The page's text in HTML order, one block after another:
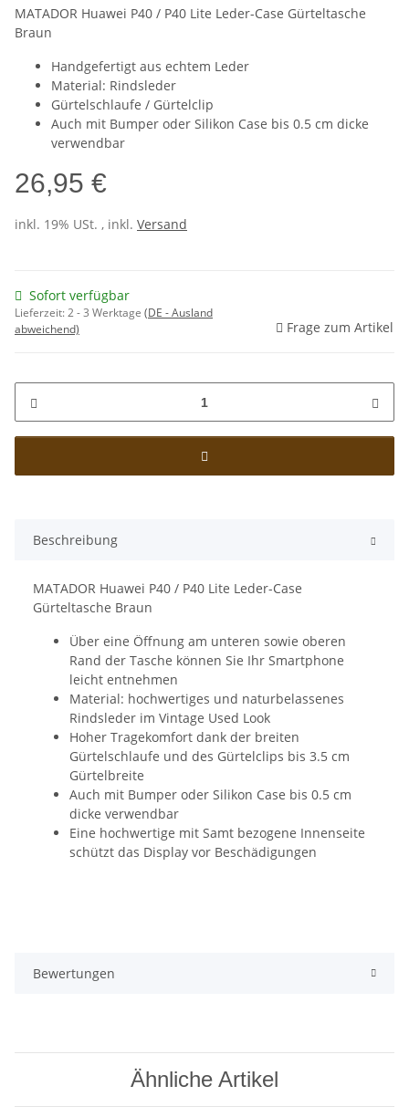
MATADOR Huawei P40 / P40 Lite Leder-Case Gürteltasche
Braun
Handgefertigt aus echtem Leder
Material: Rindsleder
Gürtelschlaufe / Gürtelclip
Auch mit Bumper oder Silikon Case bis 0.5 cm dicke
verwendbar
26,95 €
inkl. 19% USt. , inkl. Versand
Sofort verfügbar
Lieferzeit:2 - 3 Werktage (DE - Ausland
abweichend)
Frage zum Artikel
Beschreibung
MATADOR Huawei P40 / P40 Lite Leder-Case
Gürteltasche Braun
Über eine Öffnung am unteren sowie oberen
Rand der Tasche können Sie Ihr Smartphone
leicht entnehmen
Material: hochwertiges und naturbelassenes
Rindsleder im Vintage Used Look
Hoher Tragekomfort dank der breiten
Gürtelschlaufe und des Gürtelclips bis 3.5 cm
Gürtelbreite
Auch mit Bumper oder Silikon Case bis 0.5 cm
dicke verwendbar
Eine hochwertige mit Samt bezogene Innenseite
schützt das Display vor Beschädigungen
Bewertungen
Ähnliche Artikel